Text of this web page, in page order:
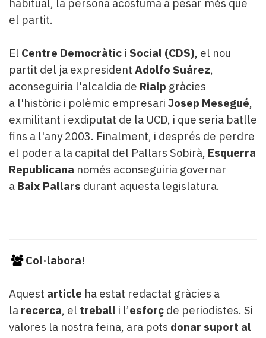
el partit.
El Centre Democràtic i Social (CDS), el nou
partit del ja expresident Adolfo Suárez,
aconseguiria l'alcaldia de Rialp gràcies
a l'històric i polèmic empresari Josep Mesegué,
exmilitant i exdiputat de la UCD, i que seria batlle
fins a l'any 2003. Finalment, i després de perdre
el poder a la capital del Pallars Sobirà, Esquerra
Republicana només aconseguiria governar
a Baix Pallars durant aquesta legislatura.
Col·labora!
Aquest article ha estat redactat gràcies a
la recerca, el treball i l’esforç de periodistes. Si
valores la nostra feina, ara pots donar suport al